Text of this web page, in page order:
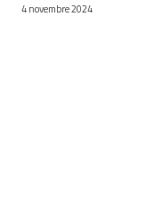
4 novembre 2024